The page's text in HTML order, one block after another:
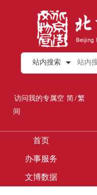
站内搜索
访问我的专属空
间
简/繁
首页
办事服务
文博数据